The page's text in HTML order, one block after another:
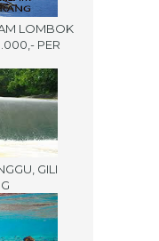
LOMBOK
PER
GILI